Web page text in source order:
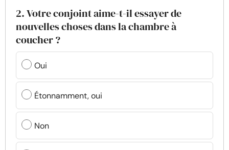
2. Votre conjoint aime-t-il essayer de
nouvelles choses dans la chambre à
coucher ?
Oui
Étonnamment, oui
Non